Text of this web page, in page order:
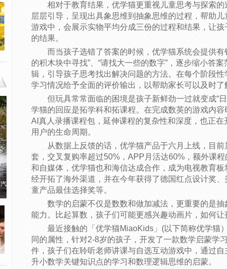
相对于教育结果，优学猫更重视儿童思考与探索
层层引导，呈现出具象思维到抽象思维的过程，帮助
游戏中，会展示实物平均分成三份的过程和结果，让
的结果。
而当孩子选错了答案的时候，优学猫系统会提供
的积木块中寻找”、“请找大一些的数字”，逐步缩小答
辑，引导孩子思考找出解决问题的方法。在每个阶段
学习情况给予全面的评价输出，以帮助家长可以及时了
但玩具常常面临的困境是孩子新鲜劲一过就变成“
学猫的回应是拓学科和拓课程。在完成数英的游戏内
AI真人录播课程包，延伸课程的复杂性和深度，也正
用户的生命周期。
从数据上反馈的话，优学猫产品于六月上线，目
套，交叉复购率超过50%，APP月活达60%，额外课
和自媒体，优学猫也和海信达成合作，成为电视教育
经开拓了海外渠道，并在今年获得了德国红点设计奖
童产品最佳选择奖等。
数学的启蒙不仅是数数和做加减法，更重要的是
能力。比起算数，孩子们可能更感兴趣动画片，如何让
最近接触的「优学猫MiaoKids」(以下简称优学猫
同的属性，针对2-8岁的孩子，开发了一款数学启蒙学
件，孩子们在聆听老师讲课与自选互动游戏中，通过
升小数学关键知识点的学习和数理逻辑思维的启蒙。